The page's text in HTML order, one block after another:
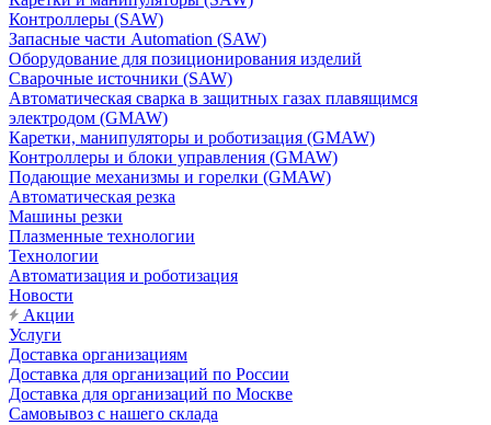
Контроллеры (SAW)
Запасные части Automation (SAW)
Оборудование для позиционирования изделий
Сварочные источники (SAW)
Автоматическая сварка в защитных газах плавящимся
электродом (GMAW)
Каретки, манипуляторы и роботизация (GMAW)
Контроллеры и блоки управления (GMAW)
Подающие механизмы и горелки (GMAW)
Автоматическая резка
Машины резки
Плазменные технологии
Технологии
Автоматизация и роботизация
Новости
Акции
Услуги
Доставка организациям
Доставка для организаций по России
Доставка для организаций по Москве
Самовывоз с нашего склада